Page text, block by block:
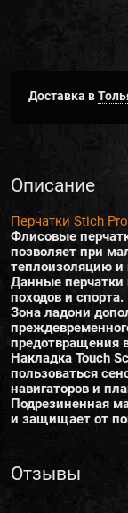
Доставка в
Описание
Перчатки Stich
Флисовые
позволяет при
теплоизоляцию и
Данные перчатки
походов и спорта.
Зона ладони
предотвращения
Накладка Touch
пользоваться
навигаторов и
Подрезиненная
и защищает от
Отзывы